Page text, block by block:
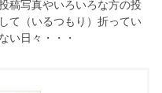
稿写真やいろいろな方の投
て（いるつもり）折ってい
い日々・・・